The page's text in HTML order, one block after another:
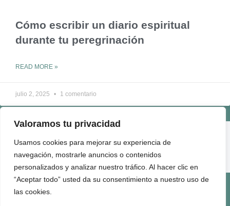
Valoramos tu privacidad
Usamos cookies para mejorar su experiencia de
navegación, mostrarle anuncios o contenidos
personalizados y analizar nuestro tráfico. Al hacer clic en
“Aceptar todo” usted da su consentimiento a nuestro uso de
las cookies.
Cómo escribir un diario espiritual
durante tu peregrinación
READ MORE »
julio 2, 2025 1 comentario
QUIÉNES SOMOS
CONTACTO
Términos de Uso Politica de Privacidad
Politica de Cookies
Politica de Comentarios